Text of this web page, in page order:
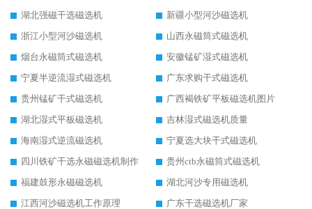
湖北强磁干选磁选机
新疆小型河沙磁选机
浙江小型河沙磁选机
山西永磁筒式磁选机
烟台永磁筒式磁选机
安徽锰矿湿式磁选机
宁夏半逆流湿式磁选机
广东求购干式磁选机
贵州锰矿干式磁选机
广西褐铁矿平板磁选机图片
湖北湿式平板磁选机
吉林湿式磁选机质量
海南湿式逆流磁选机
宁夏选大块干式磁选机
四川铁矿干选永磁磁选机制作
贵州ctb永磁筒式磁选机
福建鼓形永磁磁选机
湖北河沙专用磁选机
江西河沙磁选机工作原理
广东干选磁选机厂家